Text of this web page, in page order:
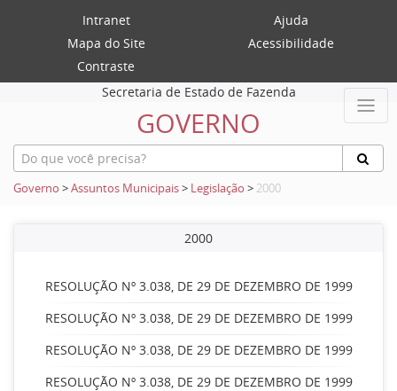
Intranet
Ajuda
Mapa do Site
Acessibilidade
Contraste
Secretaria de Estado de Fazenda
GOVERNO
Governo >Assuntos Municipais> Legislação > 2000
2000
RESOLUÇÃO Nº 3.038, DE 29 DE DEZEMBRO DE 1999
RESOLUÇÃO Nº 3.038, DE 29 DE DEZEMBRO DE 1999
RESOLUÇÃO Nº 3.038, DE 29 DE DEZEMBRO DE 1999
RESOLUÇÃO Nº 3.038, DE 29 DE DEZEMBRO DE 1999